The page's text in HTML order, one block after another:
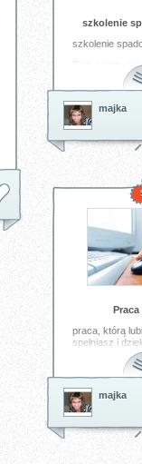
szkolenie
szkolenie
majka
Praca
praca, którą
spełniasz i
zarabiasz
starcza i
Tagi:
pieniądze kariera
majka